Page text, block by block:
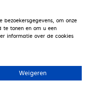
bezoekersgegevens, om onze
te tonen en om u een
informatie over de cookies
Weigeren